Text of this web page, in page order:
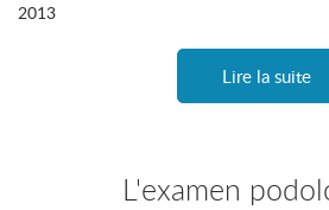
2013
Lire la suite
L'examen